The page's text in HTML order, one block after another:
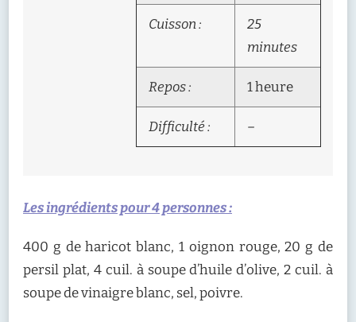
Cuisson :
25
minutes
Repos : 1 heure
Difficulté : –
Les ingrédients pour 4 personnes :
400 g de haricot blanc, 1 oignon rouge, 20 g de
persil plat, 4 cuil. à soupe d’huile d’olive, 2 cuil. à
soupe de vinaigre blanc, sel, poivre.